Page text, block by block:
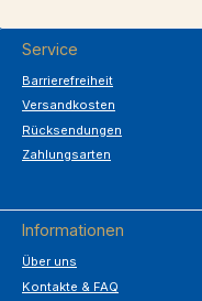
Service
Barrierefreiheit
Versandkosten
Rücksendungen
Zahlungsarten
Informationen
Über uns
Kontakte & FAQ